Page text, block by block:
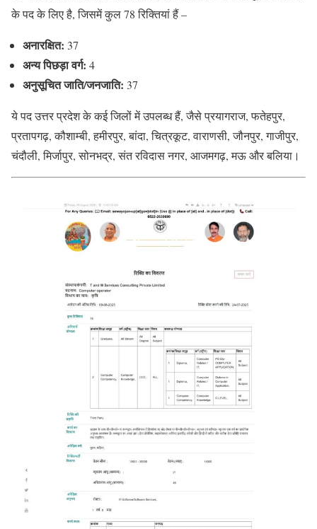
के पद के लिए है, जिसमें कुल 78 रिक्तियां हैं –
अनारक्षित: 37
अन्य पिछड़ा वर्ग: 4
अनुसूचित जाति/जनजाति: 37
ये पद उत्तर प्रदेश के कई जिलों में उपलब्ध हैं, जैसे प्रयागराज, फतेहपुर,
प्रतापगढ़, कौशाम्बी, हमीरपुर, बांदा, चित्रकूट, वाराणसी, जौनपुर, गाजीपुर,
चंदौली, मिर्जापुर, सोनभद्र, संत रविदास नगर, आजमगढ़, मऊ और बलिया।